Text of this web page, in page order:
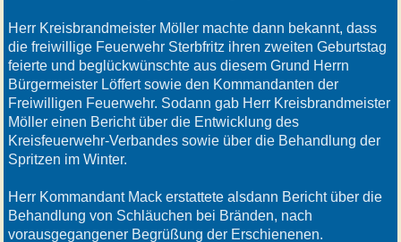
Herr Kreisbrandmeister Möller machte dann bekannt, dass
die freiwillige Feuerwehr Sterbfritz ihren zweiten Geburtstag
feierte und beglückwünschte aus diesem Grund Herrn
Bürgermeister Löffert sowie den Kommandanten der
Freiwilligen Feuerwehr. Sodann gab Herr Kreisbrandmeister
Möller einen Bericht über die Entwicklung des
Kreisfeuerwehr-Verbandes sowie über die Behandlung der
Spritzen im Winter.
Herr Kommandant Mack erstattete alsdann Bericht über die
Behandlung von Schläuchen bei Bränden, nach
vorausgegangener Begrüßung der Erschienenen.